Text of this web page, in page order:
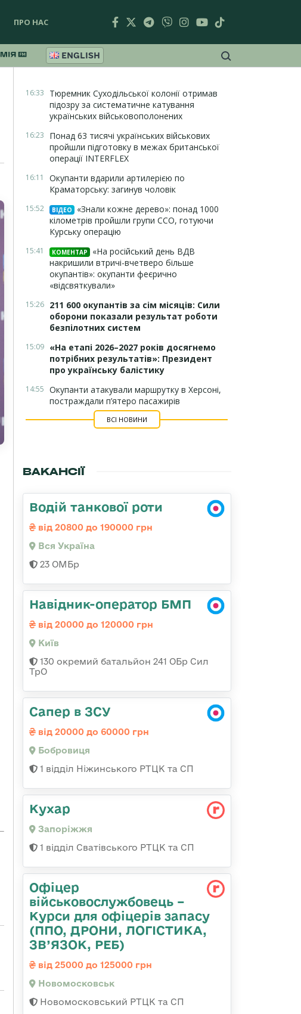
ПРО НАС
ENGLISH
16:33
Тюремник Суходільської колонії отримав
підозру за систематичне катування
українських військовополонених
16:23
Понад 63 тисячі українських військових
пройшли підготовку в межах британської
операції INTERFLEX
16:11
Окупанти вдарили артилерією по
Краматорську: загинув чоловік
15:52 ВІДЕО
«Знали кожне дерево»: понад 1000
кілометрів пройшли групи ССО, готуючи
Курську операцію
15:41 КОМЕНТАР
«На російський день ВДВ
накришили втричі-вчетверо більше
окупантів»: окупанти феєрично
«відсвяткували»
15:26 211 600 окупантів за сім місяців: Сили
оборони показали результат роботи
безпілотних систем
15:09 «На етапі 2026–2027 років досягнемо
потрібних результатів»: Президент
про українську балістику
14:55 Окупанти атакували маршрутку в Херсоні,
постраждали п’ятеро пасажирів
ВСІ НОВИНИ
ВАКАНСІЇ
Водій танкової роти
від 20800 до 190000 грн
Вся Україна
23 ОМБр
Навідник-оператор БМП
від 20000 до 120000 грн
Київ
130 окремий батальйон 241 ОБр Сил
ТрО
Сапер в ЗСУ
від 20000 до 60000 грн
Бобровиця
1 відділ Ніжинського РТЦК та СП
Кухар
Запоріжжя
1 відділ Сватівського РТЦК та СП
Офіцер
військовослужбовець –
Курси для офіцерів запасу
(ППО, ДРОНИ, ЛОГІСТИКА,
ЗВ’ЯЗОК, РЕБ)
від 25000 до 125000 грн
Новомосковськ
Новомосковський РТЦК та СП